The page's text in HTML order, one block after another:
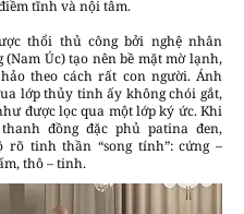
tĩnh và nội tâm.
thổi thủ công bởi nghệ nhân
(Nam Úc) tạo nên bề mặt mờ lạnh,
theo cách rất con người. Ánh
lớp thủy tinh ấy không chói gắt,
được lọc qua một lớp ký ức. Khi
đồng đặc phủ patina đen,
rõ tinh thần “song tính”: cứng –
thô – tinh.